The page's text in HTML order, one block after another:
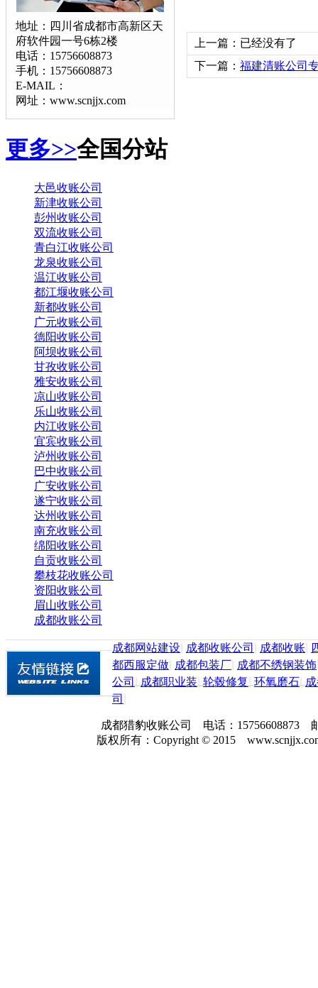
地址：四川省成都市高新区天
府软件园一号6栋2楼
电话：15756608873
手机：15756608873
E-MAIL：
网址：www.scnjjx.com
上一篇：已经没有了
下一篇： 福建清账公司
更多>>全国分站
大邑收账公司
新津收账公司
彭州收账公司
双流收账公司
青白江收账公司
龙泉收账公司
温江收账公司
都江堰收账公司
新都收账公司
广元收账公司
德阳收账公司
阿坝收账公司
甘孜收账公司
雅安收账公司
凉山收账公司
乐山收账公司
内江收账公司
宜宾收账公司
泸州收账公司
巴中收账公司
广安收账公司
遂宁收账公司
达州收账公司
南充收账公司
绵阳收账公司
自贡收账公司
攀枝花收账公司
资阳收账公司
眉山收账公司
成都收账公司
成都网站建设 成都收账公司 成都收账
都西服定做 成都包装厂 成都不绣钢装饰
公司
成都职业装 轮毂修复 环氧磨石
司
成都猎豹收账公司 电话：15756608873
版权所有：Copyright © 2015